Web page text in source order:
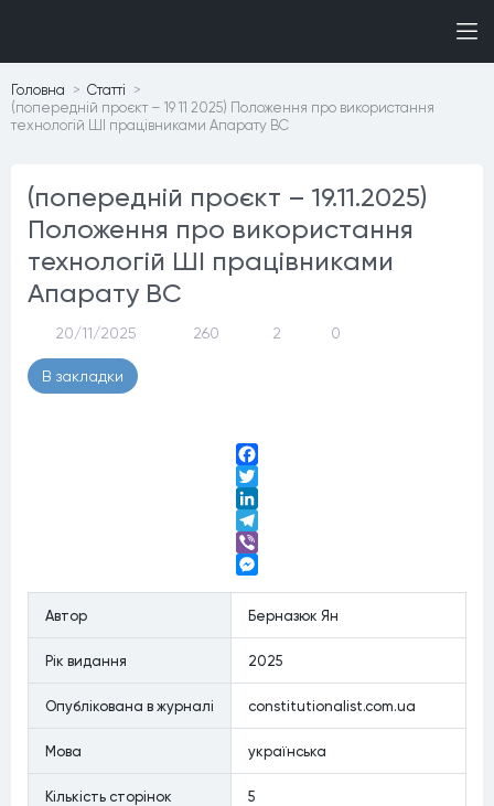
Головна
Статтi
(попередній проєкт – 19 11 2025) Положення про використання
технологій ШІ працівниками Апарату ВС
(попередній проєкт – 19.11.2025)
Положення про використання
технологій ШІ працівниками
Апарату ВС
20/11/2025 260 2 0
В закладки
Facebook
Twitter
LinkedIn
Telegram
Viber
Автор
Берназюк Ян
Рiк видання 2025
Опублiкована в журналi constitutionalist.com.ua
Мова українська
Кiлькiсть сторiнок 5